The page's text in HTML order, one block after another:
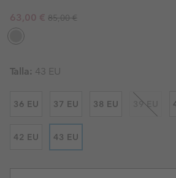
Sale price:
63,00 € Regular price:
85,00 €
Talla: 43 EU
36 EU 37 EU 38 EU 39 EU
42 EU 43 EU